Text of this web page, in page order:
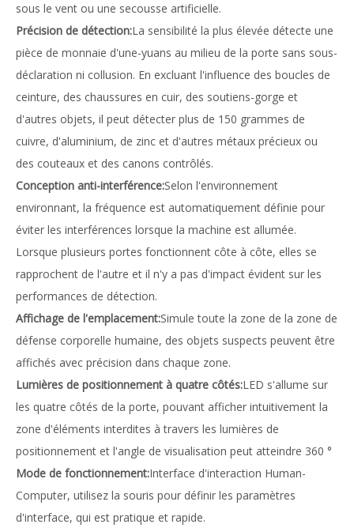
sous le vent ou une secousse artificielle.
Précision de détection:La sensibilité la plus élevée détecte une
pièce de monnaie d'une-yuans au milieu de la porte sans sous-
déclaration ni collusion. En excluant l'influence des boucles de
ceinture, des chaussures en cuir, des soutiens-gorge et
d'autres objets, il peut détecter plus de 150 grammes de
cuivre, d'aluminium, de zinc et d'autres métaux précieux ou
des couteaux et des canons contrôlés.
Conception anti-interférence:Selon l'environnement
environnant, la fréquence est automatiquement définie pour
éviter les interférences lorsque la machine est allumée.
Lorsque plusieurs portes fonctionnent côte à côte, elles se
rapprochent de l'autre et il n'y a pas d'impact évident sur les
performances de détection.
Affichage de l'emplacement:Simule toute la zone de la zone de
défense corporelle humaine, des objets suspects peuvent être
affichés avec précision dans chaque zone.
Lumières de positionnement à quatre côtés:LED s'allume sur
les quatre côtés de la porte, pouvant afficher intuitivement la
zone d'éléments interdites à travers les lumières de
positionnement et l'angle de visualisation peut atteindre 360 ​​°
Mode de fonctionnement:Interface d'interaction Human-
Computer, utilisez la souris pour définir les paramètres
d'interface, qui est pratique et rapide.